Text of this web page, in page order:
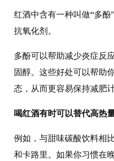
红酒中含有一种叫做“多
抗氧化剂。
多酚可以帮助减少炎症反
固醇。这些好处可以帮助
态，从而更容易保持减肥计
喝红酒有时可以替代高热
例如，与甜味碳酸饮料相
和卡路里。如果你习惯在